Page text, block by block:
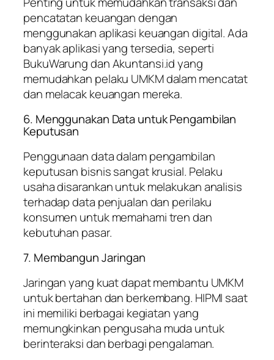
pencatatan keuangan dengan
menggunakan aplikasi keuangan digital. Ada
banyak aplikasi yang tersedia, seperti
BukuWarung dan Akuntansi.id yang
memudahkan pelaku UMKM dalam mencatat
dan melacak keuangan mereka.
6. Menggunakan Data untuk Pengambilan
Keputusan
Penggunaan data dalam pengambilan
keputusan bisnis sangat krusial. Pelaku
usaha disarankan untuk melakukan analisis
terhadap data penjualan dan perilaku
konsumen untuk memahami tren dan
kebutuhan pasar.
7. Membangun Jaringan
Jaringan yang kuat dapat membantu UMKM
untuk bertahan dan berkembang. HIPMI saat
ini memiliki berbagai kegiatan yang
memungkinkan pengusaha muda untuk
berinteraksi dan berbagi pengalaman.